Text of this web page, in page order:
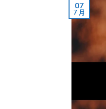
07
7 月